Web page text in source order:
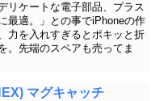
リケートな電子部品、プラス
最適。」との事でiPhoneの作
力を入れすぎるとポキッと折
。先端のスペアも売ってま
マグキャッチ